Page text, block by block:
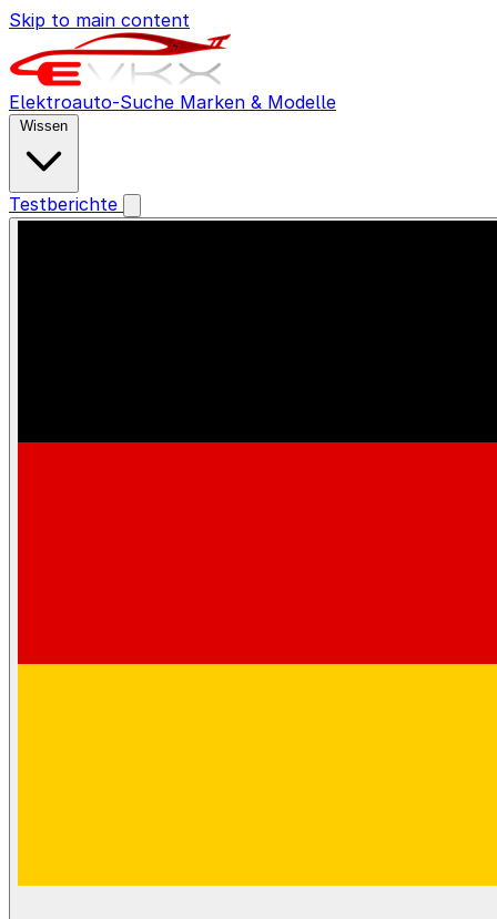
Skip to main content
Elektroauto-Suche Marken & Modelle
Wissen
Testberichte